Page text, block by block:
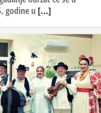
godine u [...]